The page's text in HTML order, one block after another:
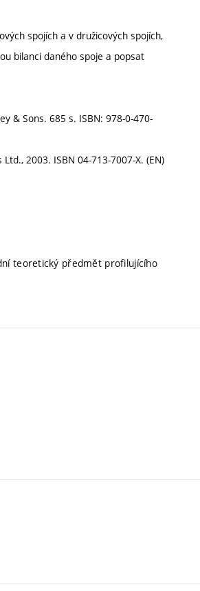
spojích a v družicových spojích,
bilanci daného spoje a popsat
& Sons. 685 s. ISBN: 978-0-470-
Ltd., 2003. ISBN 04-713-7007-X. (EN)
teoretický předmět profilujícího